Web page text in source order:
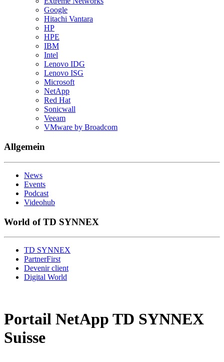
Google
Hitachi Vantara
HP
HPE
IBM
Intel
Lenovo IDG
Lenovo ISG
Microsoft
NetApp
Red Hat
Sonicwall
Veeam
VMware by Broadcom
Allgemein
News
Events
Podcast
Videohub
World of TD SYNNEX
TD SYNNEX
PartnerFirst
Devenir client
Digital World
Portail NetApp TD SYNNEX
Suisse